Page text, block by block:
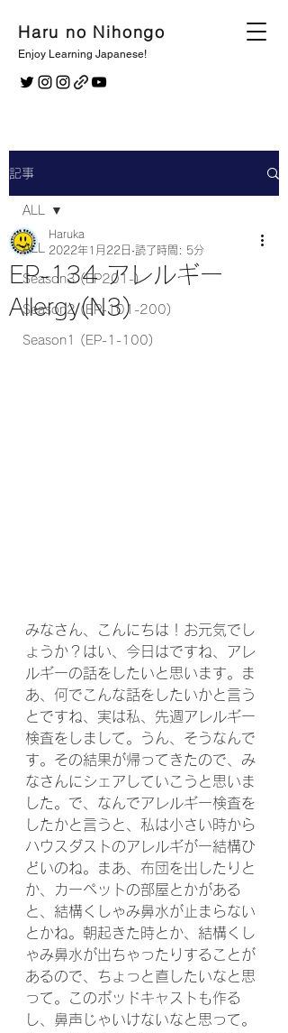
Haru no Nihongo
Enjoy Learning Japanese!
記事
ALL
Season3 (EP201-)
Season2 (EP-101-200)
Season1 (EP-1-100)
ALL
EP-134 アレルギー
Allergy(N3)
Haruka
2022年1月22日 読了時間: 5分
みなさん、こんにちは！お元気でし
ょうか？はい、今日はですね、アレ
ルギーの話をしたいと思います。ま
あ、何でこんな話をしたいかと言う
とですね、実は私、先週アレルギー
検査をしまして。うん、そうなんで
す。その結果が帰ってきたので、み
なさんにシェアしていこうと思いま
した。で、なんでアレルギー検査を
したかと言うと、私は小さい時から
ハウスダストのアレルギがー結構ひ
どいのね。まあ、布団を出したりと
か、カーペットの部屋とかがある
と、結構くしゃみ鼻水が止まらない
とかね。朝起きた時とか、結構くし
ゃみ鼻水が出ちゃったりすることが
あるので、ちょっと直したいなと思
って。このポッドキャストも作る
し、鼻声じゃいけないなと思って。